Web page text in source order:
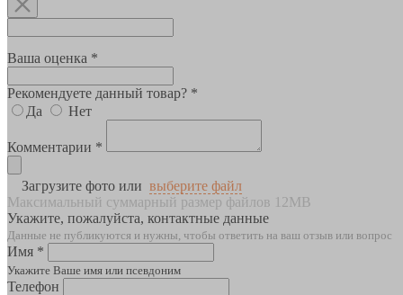
Ваша оценка *
Рекомендуете данный товар? *
Да
Нет
Комментарии *
Загрузите фото или выберите файл
Максимальный суммарный размер файлов 12MB
Укажите, пожалуйста, контактные данные
Данные не публикуются и нужны, чтобы ответить на ваш отзыв или вопрос
Имя *
Укажите Ваше имя или псевдоним
Телефон